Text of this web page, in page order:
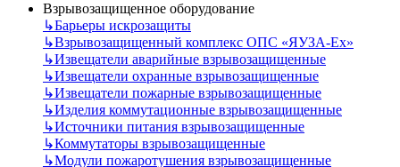
Взрывозащищенное оборудование
↳Барьеры искрозащиты
↳Взрывозащищенный комплекс ОПС «ЯУЗА-Ех»
↳Извещатели аварийные взрывозащищенные
↳Извещатели охранные взрывозащищенные
↳Извещатели пожарные взрывозащищенные
↳Изделия коммутационные взрывозащищенные
↳Источники питания взрывозащищенные
↳Коммутаторы взрывозащищенные
↳Модули пожаротушения взрывозащищенные